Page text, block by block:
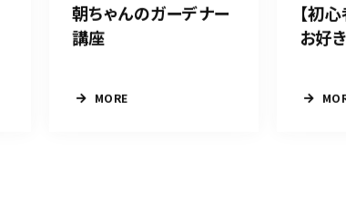
朝ちゃんのガーデナー
講座
MORE
【初
お好